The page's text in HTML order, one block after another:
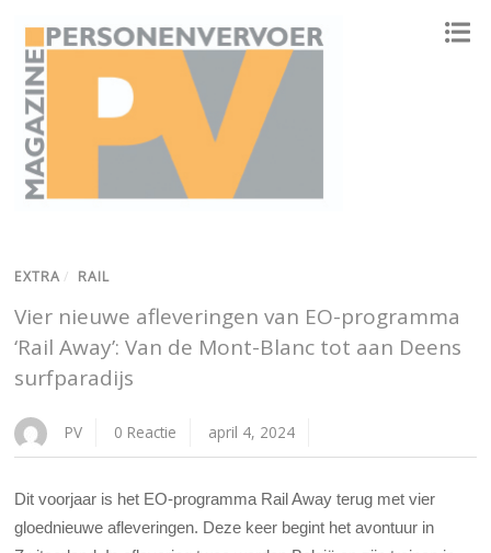
EXTRA / RAIL
Vier nieuwe afleveringen van EO-programma
‘Rail Away’: Van de Mont-Blanc tot aan Deens
surfparadijs
PV 0 Reactie april 4, 2024
Dit voorjaar is het EO-programma Rail Away terug met vier
gloednieuwe afleveringen. Deze keer begint het avontuur in